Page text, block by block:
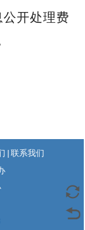
开处理费
| 联系我们